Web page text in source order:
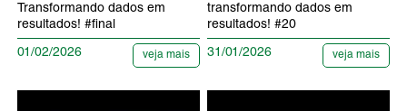
Transformando dados em
resultados! #final
01/02/2026 veja mais
transformando dados em
resultados! #20
31/01/2026 veja mais